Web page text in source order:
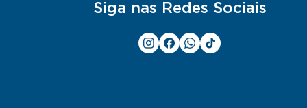
Siga nas Redes Sociais